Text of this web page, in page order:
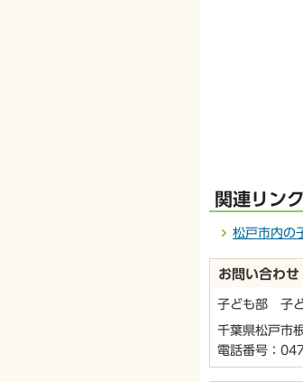
関連リンク
松戸市内の
お問い合わせ
子ども部 子
千葉県松戸市
電話番号：